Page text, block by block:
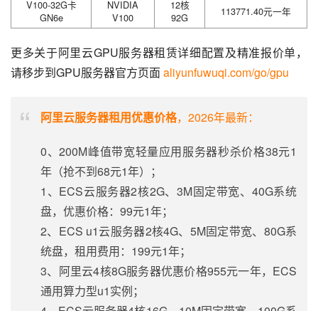
V100-32G卡
GN6e
NVIDIA
V100
12核
92G
113771.40元一年
更多关于阿里云GPU服务器租赁详细配置及精准报价单，
请移步到GPU服务器官方页面 aliyunfuwuqi.com/go/gpu
阿里云服务器租用优惠价格，2026年最新：
0、200M峰值带宽轻量应用服务器秒杀价格38元1
年（抢不到68元1年）；
1、ECS云服务器2核2G、3M固定带宽、40G系统
盘，优惠价格：99元1年；
2、ECS u1云服务器2核4G、5M固定带宽、80G系
统盘，租用费用：199元1年；
3、阿里云4核8G服务器优惠价格955元一年，ECS
通用算力型u1实例；